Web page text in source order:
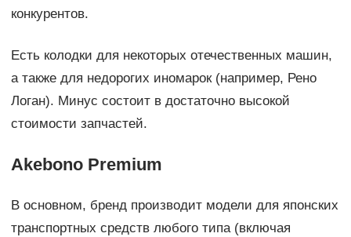
конкурентов.
Есть колодки для некоторых отечественных машин,
а также для недорогих иномарок (например, Рено
Логан). Минус состоит в достаточно высокой
стоимости запчастей.
Akebono Premium
В основном, бренд производит модели для японских
транспортных средств любого типа (включая